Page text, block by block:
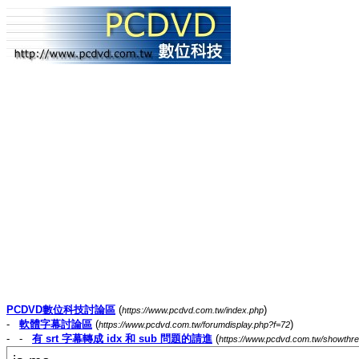
PCDVD數位科技討論區 (https://www.pcdvd.com.tw/index.php)
- 軟體字幕討論區 (https://www.pcdvd.com.tw/forumdisplay.php?f=72)
- - 有 srt 字幕轉成 idx 和 sub 問題的請進 (https://www.pcdvd.com.tw/